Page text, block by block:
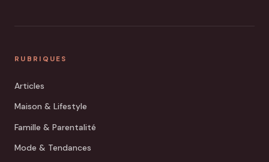
RUBRIQUES
Articles
Maison & Lifestyle
Famille & Parentalité
Mode & Tendances